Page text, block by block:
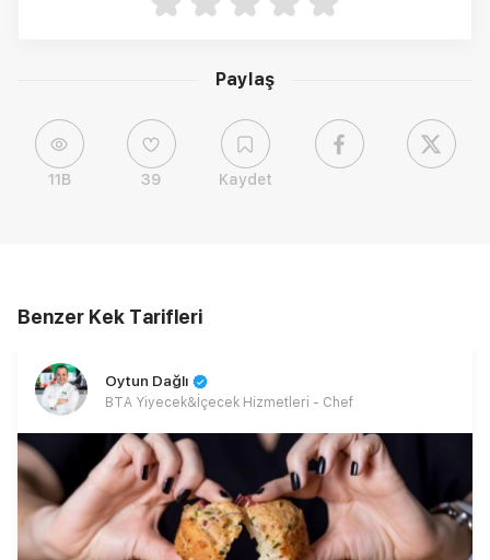
Paylaş
11B 39 Kaydet
Benzer Kek Tarifleri
Oytun Dağlı
BTA Yiyecek&İçecek Hizmetleri - Chef